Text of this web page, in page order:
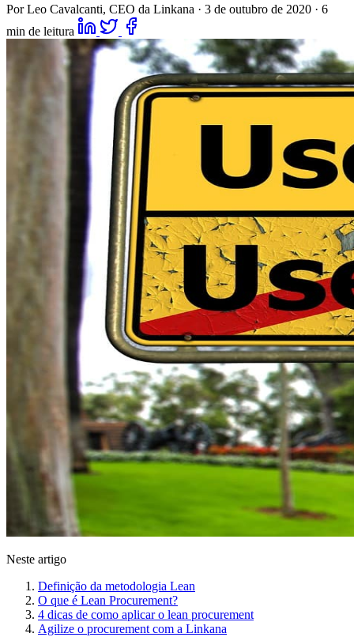
Por Leo Cavalcanti, CEO da Linkana · 3 de outubro de 2020 · 6
min de leitura
Neste artigo
Definição da metodologia Lean
O que é Lean Procurement?
4 dicas de como aplicar o lean procurement
Agilize o procurement com a Linkana